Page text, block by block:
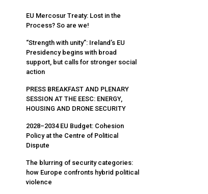
EU Mercosur Treaty: Lost in the
Process? So are we!
“Strength with unity”: Ireland’s EU
Presidency begins with broad
support, but calls for stronger social
action
PRESS BREAKFAST AND PLENARY
SESSION AT THE EESC: ENERGY,
HOUSING AND DRONE SECURITY
2028–2034 EU Budget: Cohesion
Policy at the Centre of Political
Dispute
The blurring of security categories:
how Europe confronts hybrid political
violence